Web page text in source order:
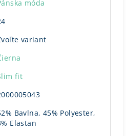
móda
variant
fit
Bavlna, 45% Polyester,
Elastan